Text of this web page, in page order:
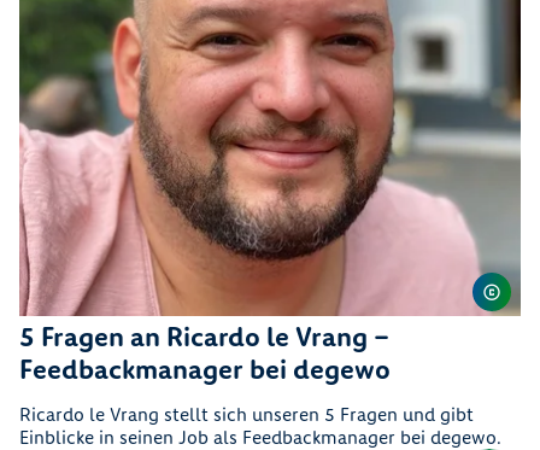
5 Fragen an Ricardo le Vrang –
Feedbackmanager bei degewo
Ricardo le Vrang stellt sich unseren 5 Fragen und gibt
Einblicke in seinen Job als Feedbackmanager bei degewo.